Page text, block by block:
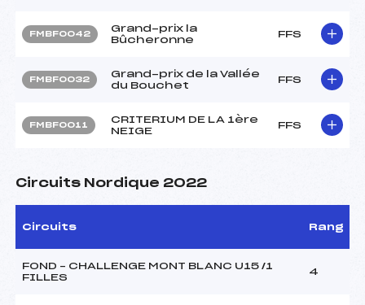
FMBF0042
Grand-prix la
Bûcheronne
FFS
FMBF0032
Grand-prix de la Vallée
du Bouchet
FFS
FMBF0011
CRITERIUM DE LA 1ère
NEIGE
FFS
Circuits Nordique 2022
Circuits Rang
FOND – CHALLENGE MONT BLANC U15 /1
FILLES
4